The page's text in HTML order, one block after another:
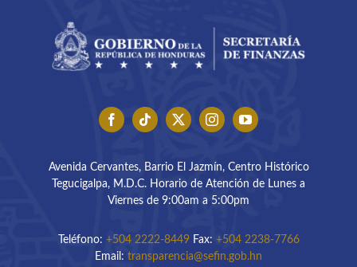
Avenida Cervantes, Barrio El Jazmín, Centro Histórico
Tegucigalpa, M.D.C. Horario de Atención de Lunes a
Viernes de 9:00am a 5:00pm
Teléfono: +504 2222-8449Fax: +504 2238-7766
Email: transparencia@sefin.gob.hn